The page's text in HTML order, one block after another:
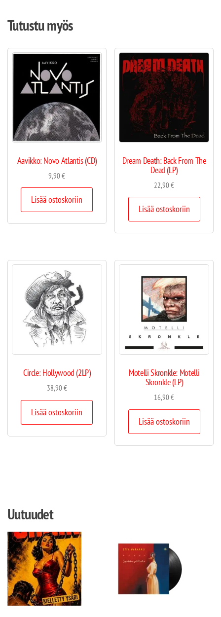
Tutustu myös
Aavikko: Novo Atlantis (CD)
9,90€
Lisää ostoskoriin
Dream Death: Back From The
Dead (LP)
22,90€
Lisää ostoskoriin
Circle: Hollywood (2LP)
38,90€
Lisää ostoskoriin
Motelli Skronkle: Motelli
Skronkle (LP)
16,90€
Lisää ostoskoriin
Uutuudet